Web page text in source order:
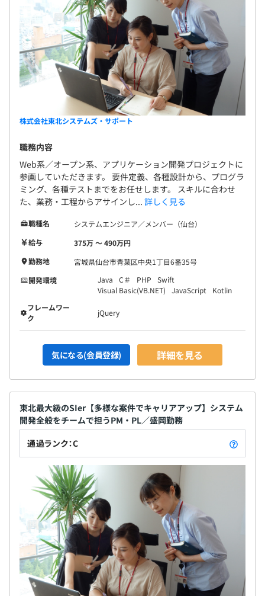
【開発環境】
・言語：Java、VB.NET、C#、.NET、PHP、
JavaScript（jQuery）、Swift、Kotlinなど
・DB：MySQL、OracleDB、Azure、SQL Server
※さまざまなプロジェクトが進行しているため、さまざま
な案件にチャレンジできます！
■エンジニア部署
仙台：129名、盛岡：30名、東京：15名
1〜5名でアサインされることが多いです。
株式会社東北システムズ・サポート
職務内容
Web系／オープン系、アプリケーション開発プロジェクトに
参画していただきます。 要件定義、各種設計から、プログラ
ミング、各種テストまでをお任せします。 スキルに合わせ
た、業務・工程からアサインし... 詳しく見る
職種名
システムエンジニア／メンバー（仙台）
給与
375万 〜 490万円
勤務地
宮城県仙台市青葉区中央1丁目6番35号
開発環境
Java C＃ PHP
Swift
Visual Basic(VB.NET)
JavaScript
Kotlin
フレームワー
ク
jQuery
気になる(会員登録) 詳細を見る
東北最大級のSIer【多様な案件でキャリアアップ】システム
開発全般をチームで担うPM・PL／盛岡勤務
通過ランク：C